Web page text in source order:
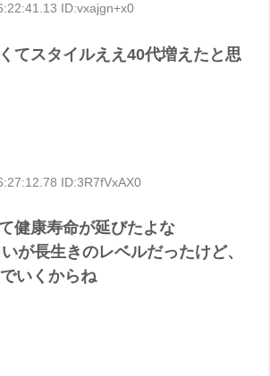
ID:vxajgn+x0
てスタイルええ40代増えたと思
ID:3R7fVxAX0
健康寿命が延びたよな
が長生きのレベルだったけど、
いくからね